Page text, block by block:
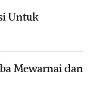
Untuk
Mewarnai dan